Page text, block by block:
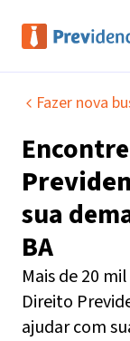
Fazer nova
sua
BA
Mais de 20
Direito
ajudar com